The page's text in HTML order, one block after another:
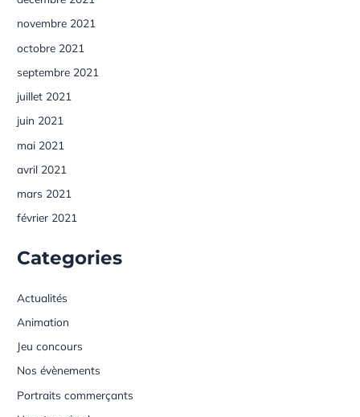
novembre 2021
octobre 2021
septembre 2021
juillet 2021
juin 2021
mai 2021
avril 2021
mars 2021
février 2021
Categories
Actualités
Animation
Jeu concours
Nos évènements
Portraits commerçants